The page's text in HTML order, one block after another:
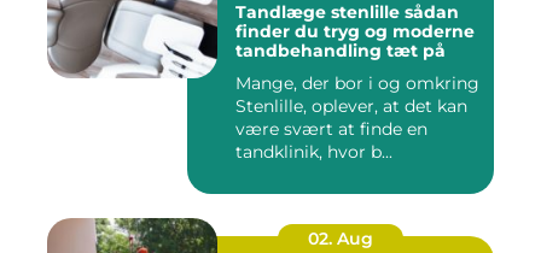
Tandlæge stenlille sådan
finder du tryg og moderne
tandbehandling tæt på
Mange, der bor i og omkring
Stenlille, oplever, at det kan
være svært at finde en
tandklinik, hvor b...
02. Aug